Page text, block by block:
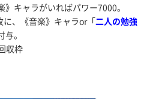
キャラがいればパワー7000。
に、《音楽》キャラor「二人の勉強
。
収枠